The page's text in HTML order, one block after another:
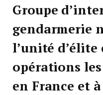
Groupe
gendarmerie
l’unité d’élite
opérations
en France et